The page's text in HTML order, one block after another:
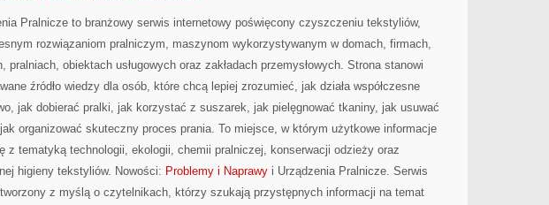
Pralnicze to branżowy serwis internetowy poświęcony czyszczeniu tekstyliów,
rozwiązaniom pralniczym, maszynom wykorzystywanym w domach, firmach,
pralniach, obiektach usługowych oraz zakładach przemysłowych. Strona stanowi
źródło wiedzy dla osób, które chcą lepiej zrozumieć, jak działa współczesne
jak dobierać pralki, jak korzystać z suszarek, jak pielęgnować tkaniny, jak usuwać
organizować skuteczny proces prania. To miejsce, w którym użytkowe informacje
z tematyką technologii, ekologii, chemii pralniczej, konserwacji odzieży oraz
higieny tekstyliów. Nowości: Problemy i Naprawy i Urządzenia Pralnicze. Serwis
z myślą o czytelnikach, którzy szukają przystępnych informacji na temat